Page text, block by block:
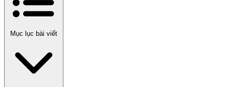
Mục lục bài viết